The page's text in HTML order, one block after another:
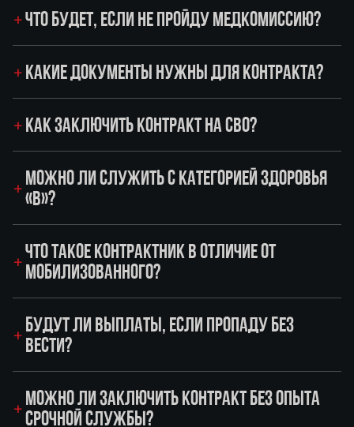
ЧТО БУДЕТ, ЕСЛИ НЕ ПРОЙДУ МЕДКОМИССИЮ?
КАКИЕ ДОКУМЕНТЫ НУЖНЫ ДЛЯ КОНТРАКТА?
КАК ЗАКЛЮЧИТЬ КОНТРАКТ НА СВО?
МОЖНО ЛИ СЛУЖИТЬ С КАТЕГОРИЕЙ ЗДОРОВЬЯ
«В»?
ЧТО ТАКОЕ КОНТРАКТНИК В ОТЛИЧИЕ ОТ
МОБИЛИЗОВАННОГО?
БУДУТ ЛИ ВЫПЛАТЫ, ЕСЛИ ПРОПАДУ БЕЗ
ВЕСТИ?
МОЖНО ЛИ ЗАКЛЮЧИТЬ КОНТРАКТ БЕЗ ОПЫТА
СРОЧНОЙ СЛУЖБЫ?